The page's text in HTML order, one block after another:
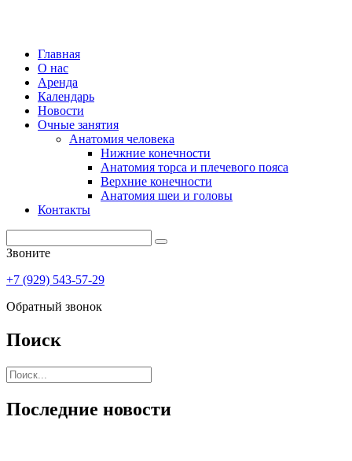
Главная
О нас
Аренда
Календарь
Новости
Очные занятия
Анатомия человека
Нижние конечности
Анатомия торса и плечевого пояса
Верхние конечности
Анатомия шеи и головы
Контакты
Звоните
+7 (929) 543-57-29
Обратный звонок
Поиск
Последние новости